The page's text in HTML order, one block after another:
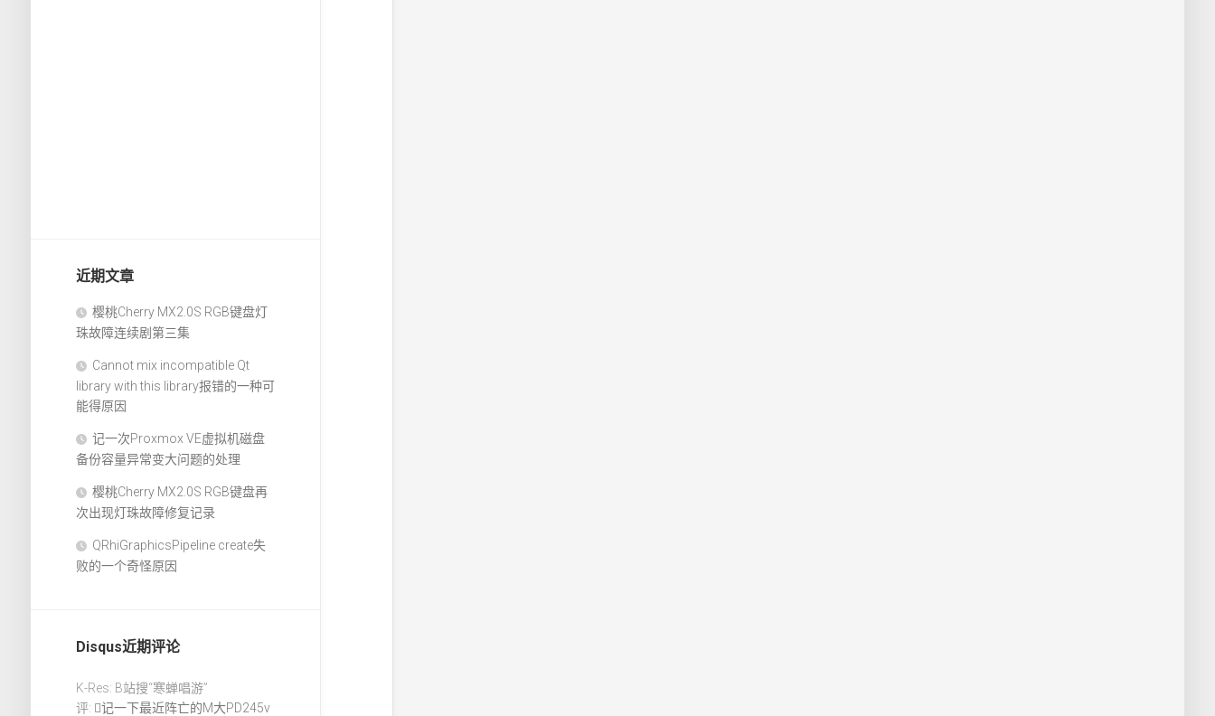
近期文章
樱桃Cherry MX2.0S RGB键盘灯
珠故障连续剧第三集
Cannot mix incompatible Qt
library with this library报错的一种可
能得原因
记一次Proxmox VE虚拟机磁盘
备份容量异常变大问题的处理
樱桃Cherry MX2.0S RGB键盘再
次出现灯珠故障修复记录
QRhiGraphicsPipeline create失
败的一个奇怪原因
Disqus近期评论
K-Res: B站搜“寒蝉唱游”
评:
记一下最近阵亡的M大PD245v